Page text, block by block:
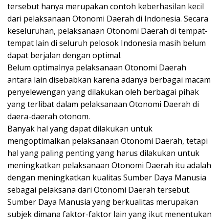
tersebut hanya merupakan contoh keberhasilan kecil
dari pelaksanaan Otonomi Daerah di Indonesia. Secara
keseluruhan, pelaksanaan Otonomi Daerah di tempat-
tempat lain di seluruh pelosok Indonesia masih belum
dapat berjalan dengan optimal.
Belum optimalnya pelaksanaan Otonomi Daerah
antara lain disebabkan karena adanya berbagai macam
penyelewengan yang dilakukan oleh berbagai pihak
yang terlibat dalam pelaksanaan Otonomi Daerah di
daera-daerah otonom.
Banyak hal yang dapat dilakukan untuk
mengoptimalkan pelaksanaan Otonomi Daerah, tetapi
hal yang paling penting yang harus dilakukan untuk
meningkatkan pelaksanaan Otonomi Daerah itu adalah
dengan meningkatkan kualitas Sumber Daya Manusia
sebagai pelaksana dari Otonomi Daerah tersebut.
Sumber Daya Manusia yang berkualitas merupakan
subjek dimana faktor-faktor lain yang ikut menentukan